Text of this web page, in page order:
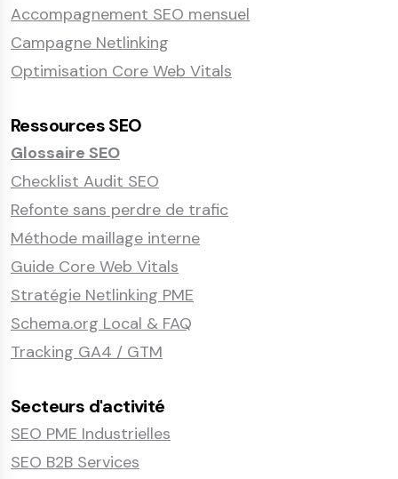
Accompagnement SEO mensuel
Campagne Netlinking
Optimisation Core Web Vitals
Ressources SEO
Glossaire SEO
Checklist Audit SEO
Refonte sans perdre de trafic
Méthode maillage interne
Guide Core Web Vitals
Stratégie Netlinking PME
Schema.org Local & FAQ
Tracking GA4 / GTM
Secteurs d'activité
SEO PME Industrielles
SEO B2B Services